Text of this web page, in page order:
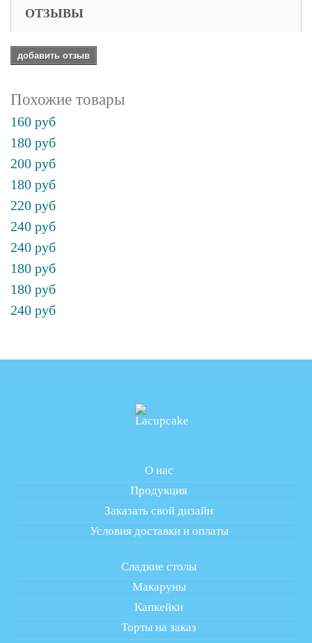
ОТЗЫВЫ
добавить отзыв
Похожие товары
160 руб
180 руб
200 руб
180 руб
220 руб
240 руб
240 руб
180 руб
180 руб
240 руб
О нас
Продукция
Заказать свой дизайн
Условия доставки и оплаты
Сладкие столы
Макаруны
Капкейки
Торты на заказ